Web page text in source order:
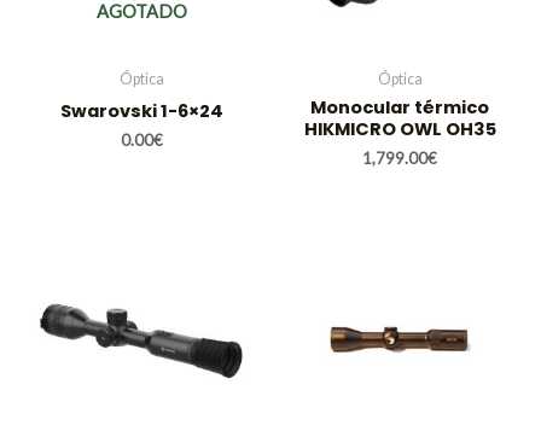
AGOTADO
Óptica
Swarovski 1-6×24
0.00€
Óptica
Monocular térmico
HIKMICRO OWL OH35
1,799.00€